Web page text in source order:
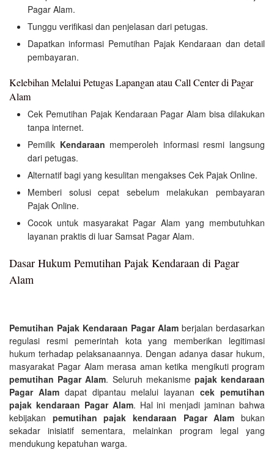
Pagar Alam.
Tunggu verifikasi dan penjelasan dari petugas.
Dapatkan informasi Pemutihan Pajak Kendaraan dan detail
pembayaran.
Kelebihan Melalui Petugas Lapangan atau Call Center di Pagar
Alam
Cek Pemutihan Pajak Kendaraan Pagar Alam bisa dilakukan
tanpa internet.
Pemilik Kendaraan memperoleh informasi resmi langsung
dari petugas.
Alternatif bagi yang kesulitan mengakses Cek Pajak Online.
Memberi solusi cepat sebelum melakukan pembayaran
Pajak Online.
Cocok untuk masyarakat Pagar Alam yang membutuhkan
layanan praktis di luar Samsat Pagar Alam.
Dasar Hukum Pemutihan Pajak Kendaraan di Pagar
Alam
Pemutihan Pajak Kendaraan Pagar Alam berjalan berdasarkan
regulasi resmi pemerintah kota yang memberikan legitimasi
hukum terhadap pelaksanaannya. Dengan adanya dasar hukum,
masyarakat Pagar Alam merasa aman ketika mengikuti program
pemutihan Pagar Alam. Seluruh mekanisme pajak kendaraan
Pagar Alamdapat dipantau melalui layanancek pemutihan
pajak kendaraan Pagar Alam. Hal ini menjadi jaminan bahwa
kebijakan pemutihan pajak kendaraan Pagar Alam bukan
sekadar inisiatif sementara, melainkan program legal yang
mendukung kepatuhan warga.